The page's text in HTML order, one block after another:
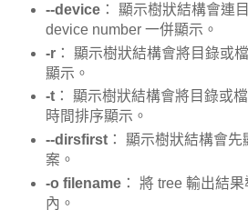
--device： 顯示樹狀結構會連
device number 一併顯示。
-r： 顯示樹狀結構會將目錄或
顯示。
-t： 顯示樹狀結構會將目錄或
時間排序顯示。
--dirsfirst： 顯示樹狀結構會先
案。
-o filename： 將 tree 輸出結
內。